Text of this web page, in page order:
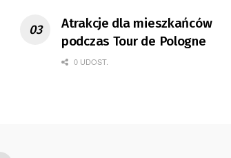
Atrakcje dla mieszkańców
podczas Tour de Pologne
0 UDOST.